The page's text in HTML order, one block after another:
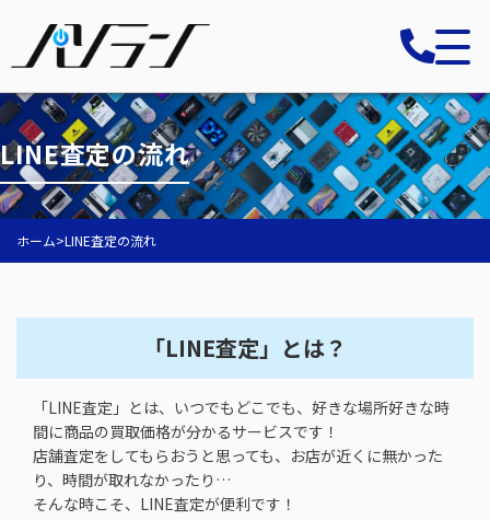
LINE査定の流れ
ホーム>LINE査定の流れ
「LINE査定」とは？
「LINE査定」とは、いつでもどこでも、好きな場所好きな時
間に商品の買取価格が分かるサービスです！
店舗査定をしてもらおうと思っても、お店が近くに無かった
り、時間が取れなかったり…
そんな時こそ、LINE査定が便利です！